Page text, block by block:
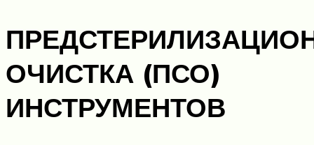
ОЧИСТКА (ПСО)
ИНСТРУМЕНТОВ